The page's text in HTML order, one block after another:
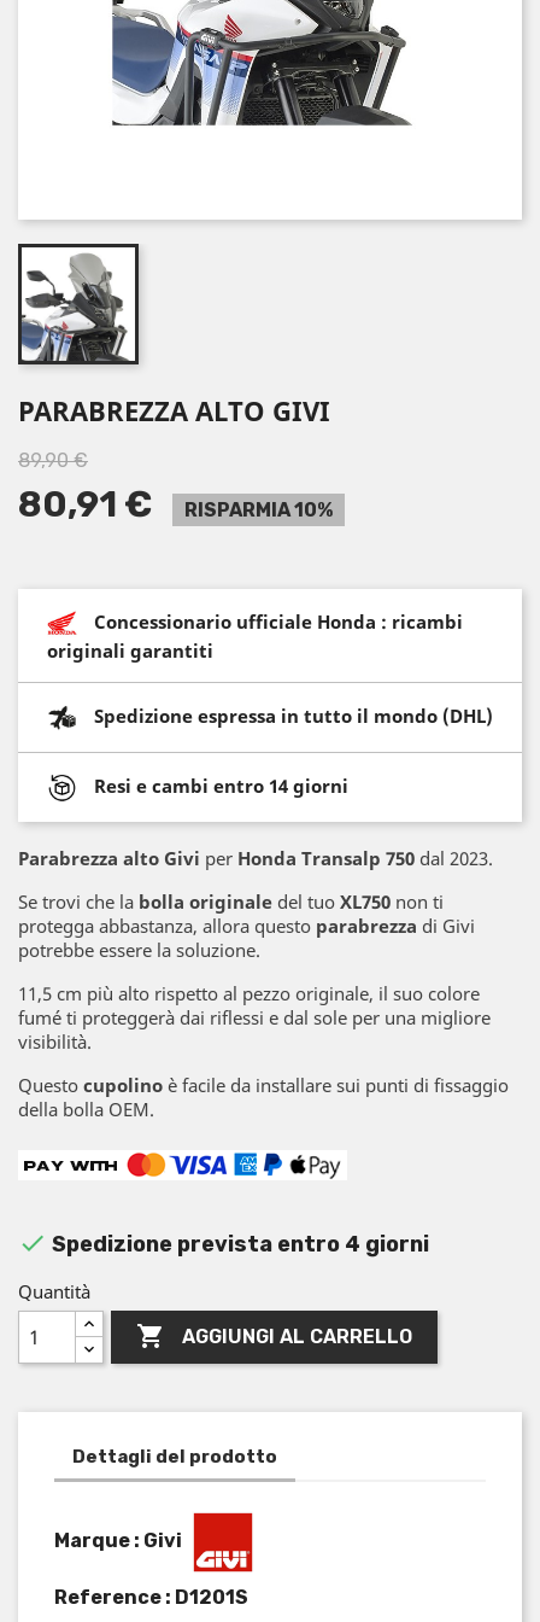
PARABREZZA ALTO GIVI
89,90 €
80,91 € RISPARMIA 10%
Concessionario ufficiale Honda : ricambi
originali garantiti
Spedizione espressa in tutto il mondo (DHL)
Resi e cambi entro 14 giorni
Parabrezza alto Givi per Honda Transalp 750 dal 2023.
Se trovi che la bolla originale del tuo XL750 non ti
protegga abbastanza, allora questo parabrezza di Givi
potrebbe essere la soluzione.
11,5 cm più alto rispetto al pezzo originale, il suo colore
fumé ti proteggerà dai riflessi e dal sole per una migliore
visibilità.
Questo cupolino è facile da installare sui punti di fissaggio
della bolla OEM.
 Spedizione prevista entro 4 giorni
Quantità
 AGGIUNGI AL CARRELLO
Dettagli del prodotto
Marque : Givi
Reference : D1201S